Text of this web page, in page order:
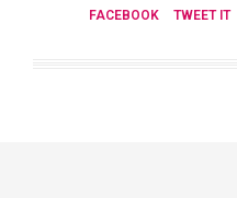
FACEBOOK TWEET IT